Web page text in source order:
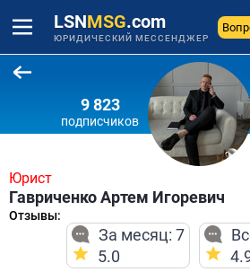
LSNMSG.com
ЮРИДИЧЕСКИЙ МЕССЕНДЖЕР
9 823
подписчиков
Юрист
Гавриченко Артем Игоревич
Отзывы:
За месяц: 7
5.0